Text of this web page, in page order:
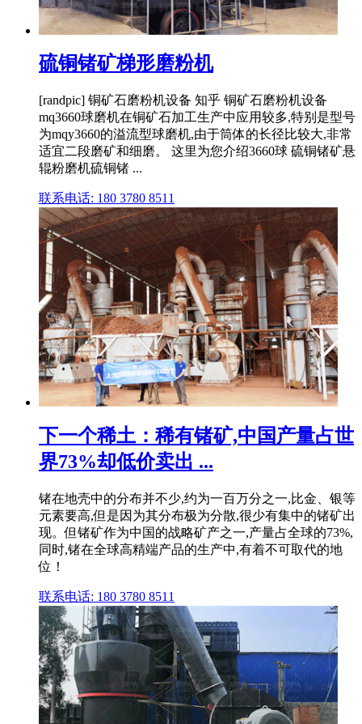
硫铜锗矿梯形磨粉机
[randpic] 铜矿石磨粉机设备 知乎 铜矿石磨粉机设备
mq3660球磨机在铜矿石加工生产中应用较多,特别是型号
为mqy3660的溢流型球磨机,由于筒体的长径比较大,非常
适宜二段磨矿和细磨。 这里为您介绍3660球 硫铜锗矿悬
辊粉磨机硫铜锗 ...
联系电话: 180 3780 8511
下一个稀土：稀有锗矿,中国产量占世
界73%却低价卖出 ...
锗在地壳中的分布并不少,约为一百万分之一,比金、银等
元素要高,但是因为其分布极为分散,很少有集中的锗矿出
现。但锗矿作为中国的战略矿产之一,产量占全球的73%,
同时,锗在全球高精端产品的生产中,有着不可取代的地
位！
联系电话: 180 3780 8511